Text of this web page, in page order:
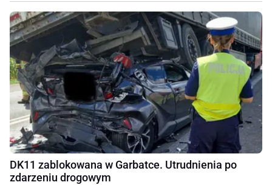
DK11 zablokowana w Garbatce. Utrudnienia po
zdarzeniu drogowym